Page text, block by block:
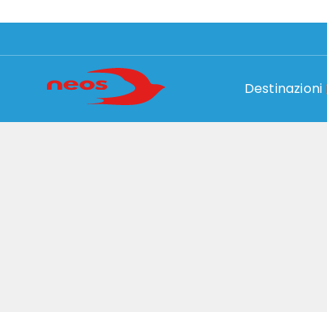
Destinazioni